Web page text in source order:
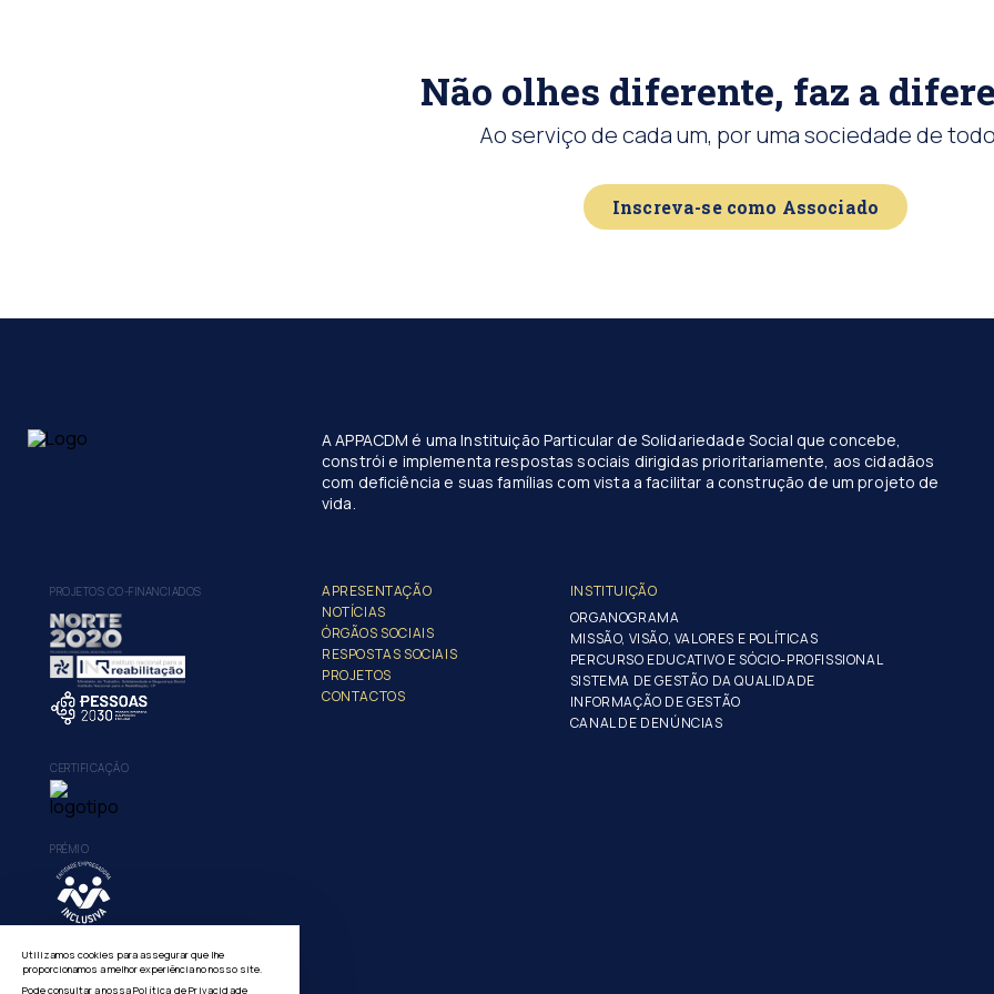
Não olhes diferente, faz a
Ao serviço de cada um, por uma sociedade de
Inscreva-se como Associado
A APPACDM é uma Instituição Particular de Solidariedade Social que concebe,
constrói e implementa respostas sociais dirigidas prioritariamente, aos cidadãos
com deficiência e suas famílias com vista a facilitar a construção de um projeto de
vida.
PROJETOS CO-FINANCIADOS
CERTIFICAÇÃO
PRÉMIO
APRESENTAÇÃO
NOTÍCIAS
ÓRGÃOS SOCIAIS
RESPOSTAS SOCIAIS
PROJETOS
CONTACTOS
INSTITUIÇÃO
ORGANOGRAMA
MISSÃO, VISÃO, VALORES E POLÍTICAS
PERCURSO EDUCATIVO E SÓCIO-PROFISSIONAL
SISTEMA DE GESTÃO DA QUALIDADE
INFORMAÇÃO DE GESTÃO
CANAL DE DENÚNCIAS
Utilizamos cookies para assegurar que lhe
proporcionamos a melhor experiência no nosso site.
Pode consultar a nossaPolítica de Privacidade